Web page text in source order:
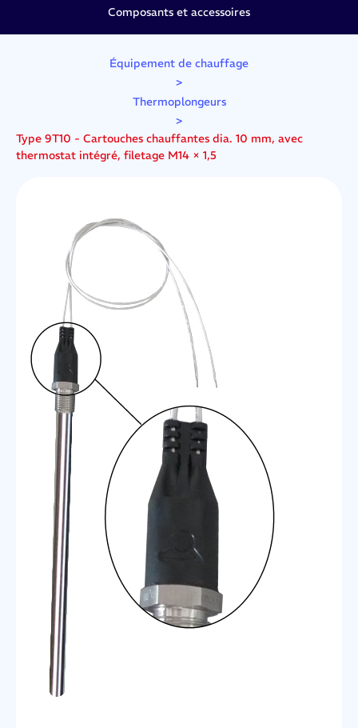
Composants et accessoires
Équipement de chauffage
>
Thermoplongeurs
>
Type 9T10 - Cartouches chauffantes dia. 10 mm, avec
thermostat intégré, filetage M14 × 1,5